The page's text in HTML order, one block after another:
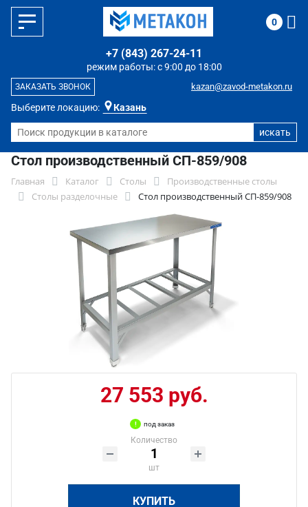
Выберите локацию: Казань
режим работы: с 9:00 до 18:00
+7 (843) 267-24-11
kazan@zavod-metakon.ru
ЗАКАЗАТЬ ЗВОНОК
0
Стол производственный СП-859/908
Главная Каталог Столы
Производственные столы
Столы разделочные
Стол производственный СП-859/908
27 553 руб.
под заказ
Количество
шт
КУПИТЬ